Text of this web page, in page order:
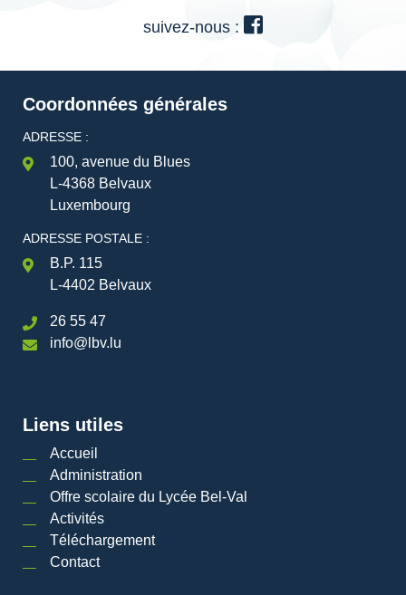
suivez-nous :
Coordonnées générales
ADRESSE :
100, avenue du Blues
L-4368 Belvaux
Luxembourg
ADRESSE POSTALE :
B.P. 115
L-4402 Belvaux
26 55 47
info@lbv.lu
Liens utiles
Accueil
Administration
Offre scolaire du Lycée Bel-Val
Activités
Téléchargement
Contact